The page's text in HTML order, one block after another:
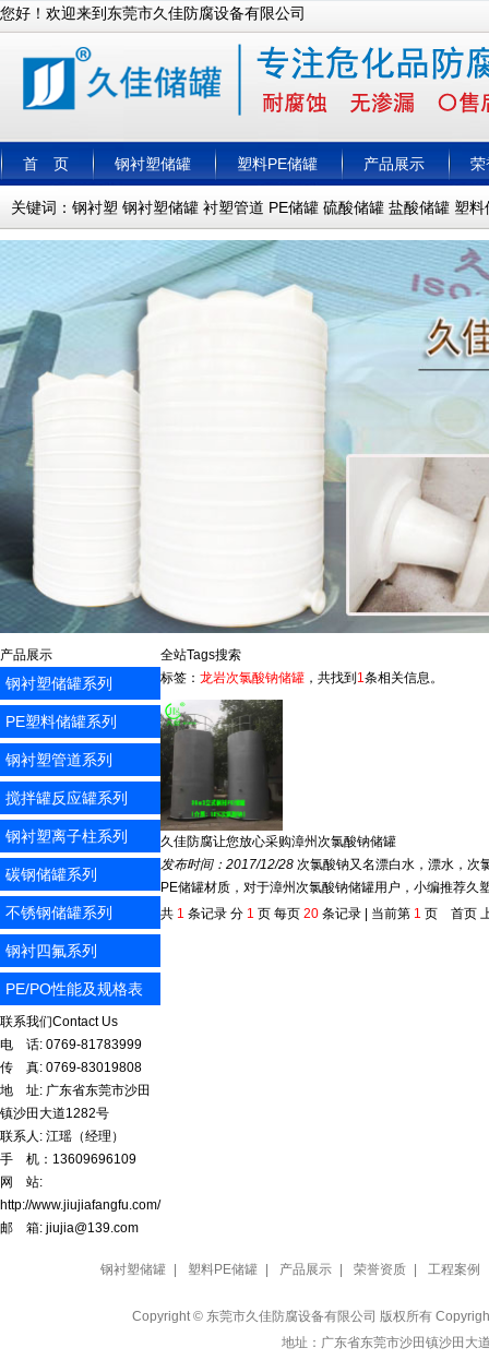
您好！欢迎来到东莞市久佳防腐设备有限公司
首 页 钢衬塑储罐 塑料PE储罐 产品展示 荣
关键词： 钢衬塑 钢衬塑储罐 衬塑管道 PE储罐 硫酸储罐 盐酸储罐 塑料
产品展示
钢衬塑储罐系列
PE塑料储罐系列
钢衬塑管道系列
搅拌罐反应罐系列
钢衬塑离子柱系列
碳钢储罐系列
不锈钢储罐系列
钢衬四氟系列
PE/PO性能及规格表
联系我们Contact Us
电 话: 0769-81783999
传 真: 0769-83019808
地 址: 广东省东莞市沙田
镇沙田大道1282号
联系人: 江瑶（经理）
手 机：13609696109
网 站:
http://www.jiujiafangfu.com/
邮 箱: jiujia@139.com
全站Tags搜索
标签： 龙岩次氯酸钠储罐 ，共找到 1条相关信息。
久佳防腐让您放心采购漳州次氯酸钠储罐
发布时间：2017/12/28 次氯酸钠又名漂白水，漂水，次
PE储罐材质，对于漳州次氯酸钠储罐用户，小编推荐久
共 1 条记录 分 1 页 每页 20 条记录 | 当前第 1 页 首页
钢衬塑储罐 塑料PE储罐 产品展示 荣誉资质 工程案例
Copyright © 东莞市久佳防腐设备有限公司 版权所有
地址：广东省东莞市沙田镇沙田大